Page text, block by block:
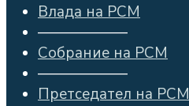
Влада на РСМ
——————
Собрание на РСМ
——————
Претседател на РСМ